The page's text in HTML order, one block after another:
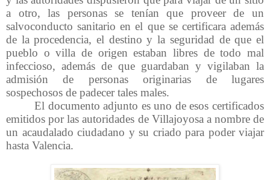
a otro, las personas se tenían que proveer de un
salvoconducto sanitario en el que se certificara además
de la procedencia, el destino y la seguridad de que el
pueblo o villa de origen estaban libres de todo mal
infeccioso, además de que guardaban y vigilaban la
admisión de personas originarias de lugares
sospechosos de padecer tales males.
El documento adjunto es uno de esos certificados
emitidos por las autoridades de Villajoyosa a nombre de
un acaudalado ciudadano y su criado para poder viajar
hasta Valencia.